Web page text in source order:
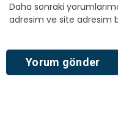
Daha sonraki
adresim ve site adresim